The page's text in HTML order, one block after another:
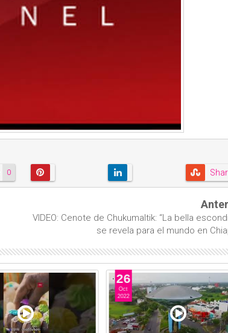
0
VIDEO: Cenote de Chukumaltik: “La bella
se revela para el mundo en
26
Oct
2022